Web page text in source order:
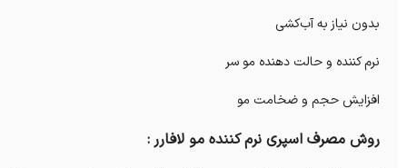
بدون نیاز به آب‌کشی
نرم کننده و حالت دهنده مو سر
افزایش حجم و ضخامت مو
روش مصرف اسپری نرم کننده مو لافارر :